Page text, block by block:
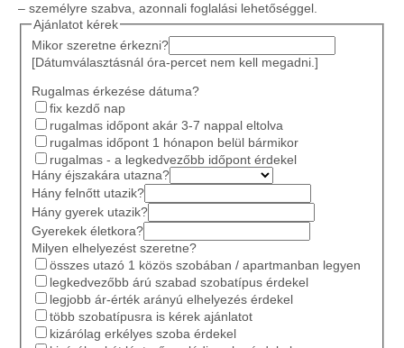
– személyre szabva, azonnali foglalási lehetőséggel.
Ajánlatot kérek
Mikor szeretne érkezni?
[Dátumválasztásnál óra-percet nem kell megadni.]
Rugalmas érkezése dátuma?
fix kezdő nap
rugalmas időpont akár 3-7 nappal eltolva
rugalmas időpont 1 hónapon belül bármikor
rugalmas - a legkedvezőbb időpont érdekel
Hány éjszakára utazna?
Hány felnőtt utazik?
Hány gyerek utazik?
Gyerekek életkora?
Milyen elhelyezést szeretne?
összes utazó 1 közös szobában / apartmanban legyen
legkedvezőbb árú szabad szobatípus érdekel
legjobb ár-érték arányú elhelyezés érdekel
több szobatípusra is kérek ajánlatot
kizárólag erkélyes szoba érdekel